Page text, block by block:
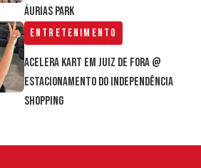
Áurias Park
Entretenimento
Acelera Kart em Juiz de Fora @
estacionamento do Independência
Shopping